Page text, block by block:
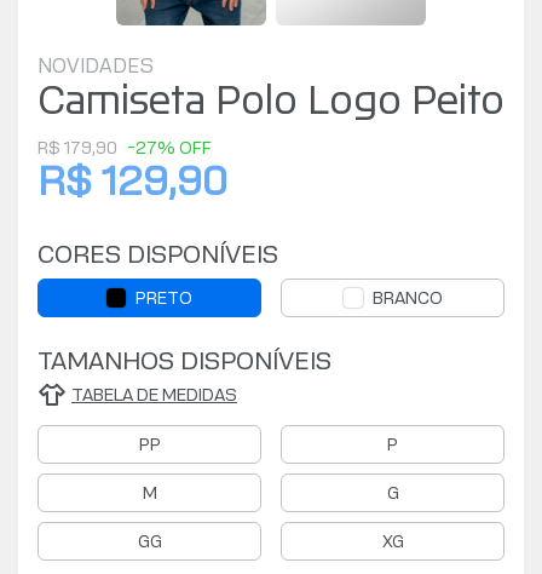
NOVIDADES
Camiseta Polo Logo Peito
R$ 179,90 -27% OFF
R$ 129,90
CORES DISPONÍVEIS
PRETO BRANCO
TAMANHOS DISPONÍVEIS
TABELA DE MEDIDAS
PP P
M G
GG XG